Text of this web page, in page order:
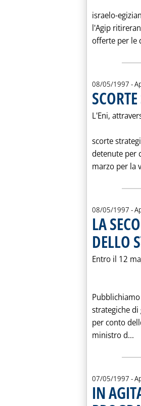
israelo-
l'Agip
offerte per le
08/05/1997 -
L'Eni,
scorte
detenute per
marzo per la
08/05/1997 -
LA
DELLO
Entro il 12
strategiche
per conto
ministro d...
07/05/1997 -
IN